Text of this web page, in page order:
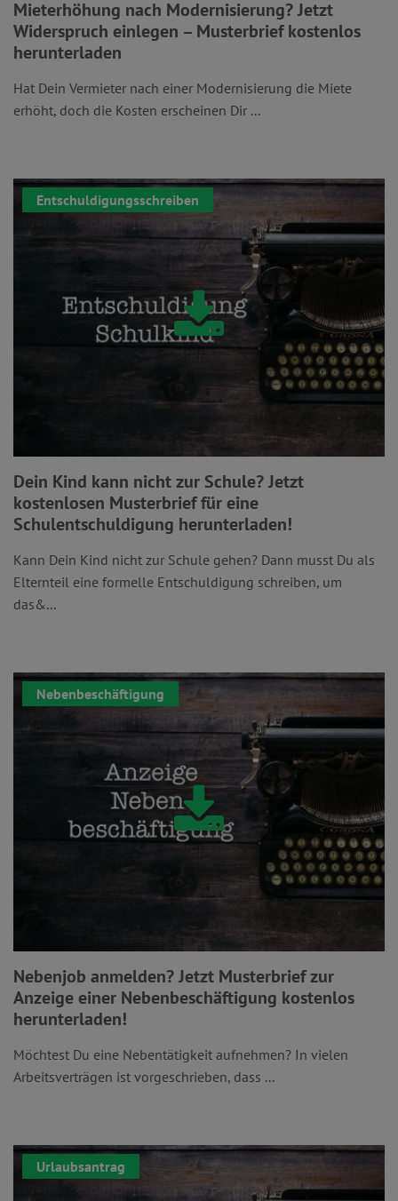
Mieterhöhung nach Modernisierung? Jetzt
Widerspruch einlegen – Musterbrief kostenlos
herunterladen
Hat Dein Vermieter nach einer Modernisierung die Miete
erhöht, doch die Kosten erscheinen Dir ...
Entschuldigungsschreiben
Dein Kind kann nicht zur Schule? Jetzt
kostenlosen Musterbrief für eine
Schulentschuldigung herunterladen!
Kann Dein Kind nicht zur Schule gehen? Dann musst Du als
Elternteil eine formelle Entschuldigung schreiben, um
das&...
Nebenbeschäftigung
Nebenjob anmelden? Jetzt Musterbrief zur
Anzeige einer Nebenbeschäftigung kostenlos
herunterladen!
Möchtest Du eine Nebentätigkeit aufnehmen? In vielen
Arbeitsverträgen ist vorgeschrieben, dass ...
Urlaubsantrag